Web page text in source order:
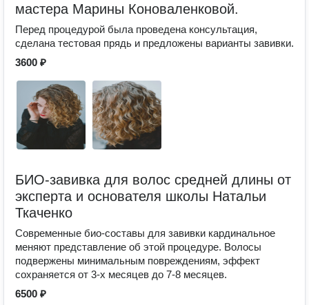
мастера Марины Коноваленковой.
Перед процедурой была проведена консультация,
сделана тестовая прядь и предложены варианты завивки.
3600 ₽
БИО-завивка для волос средней длины от
эксперта и основателя школы Натальи
Ткаченко
Современные био-составы для завивки кардинальное
меняют представление об этой процедуре. Волосы
подвержены минимальным повреждениям, эффект
сохраняется от 3-х месяцев до 7-8 месяцев.
6500 ₽